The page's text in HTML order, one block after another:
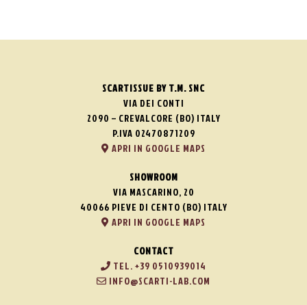
SCARTISSUE BY T.M. SNC
VIA DEI CONTI
2090 – CREVALCORE (BO) ITALY
P.IVA 02470871209
APRI IN GOOGLE MAPS
SHOWROOM
VIA MASCARINO, 20
40066 PIEVE DI CENTO (BO) ITALY
APRI IN GOOGLE MAPS
CONTACT
TEL. +39 0510939014
INFO@SCARTI-LAB.COM